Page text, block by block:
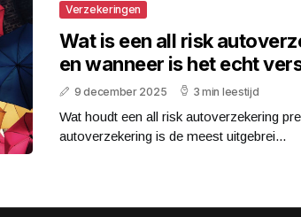
Verzekeringen
Wat is een all risk
en wanneer is het echt
9 december 2025 3 min leestijd
Wat houdt een all risk autoverzekering
autoverzekering is de meest uitgebrei...